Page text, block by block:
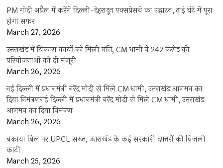
PM मोदी अप्रैल में करेंगे दिल्ली-देहरादून एक्सप्रेसवे का उद्घाटन, ढाई घंटे में पूरा
होगा सफर
March 27, 2026
उत्तराखंड में विकास कार्यों को मिली गति, CM धामी ने 242 करोड़ की
परियोजनाओं को दी मंजूरी
March 26, 2026
नई दिल्ली में प्रधानमंत्री नरेंद्र मोदी से मिले CM धामी, उत्तराखंड आगमन का
दिया निमंत्रणनई दिल्ली में प्रधानमंत्री नरेंद्र मोदी से मिले CM धामी, उत्तराखंड
आगमन का दिया निमंत्रण
March 26, 2026
बकाया बिल पर UPCL सख्त, उत्तराखंड के कई सरकारी दफ्तरों की बिजली
काटी
March 25, 2026